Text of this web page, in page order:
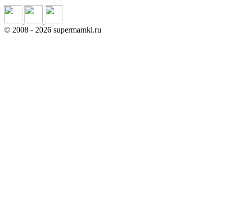
© 2008 - 2026 supermamki.ru